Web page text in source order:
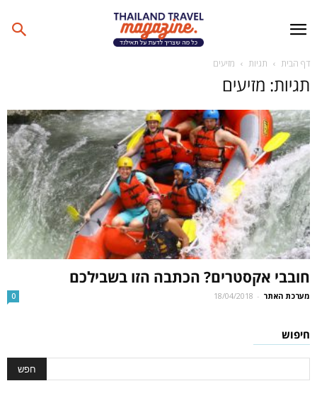
דף הבית תגיות מזיעים
תגיות: מזיעים
חובבי אקסטרים? הכתבה הזו בשבילכם
מערכת האתר -
18/04/2018
0
חיפוש